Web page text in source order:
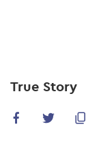
content
True Story